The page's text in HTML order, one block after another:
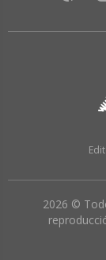
2026 ©